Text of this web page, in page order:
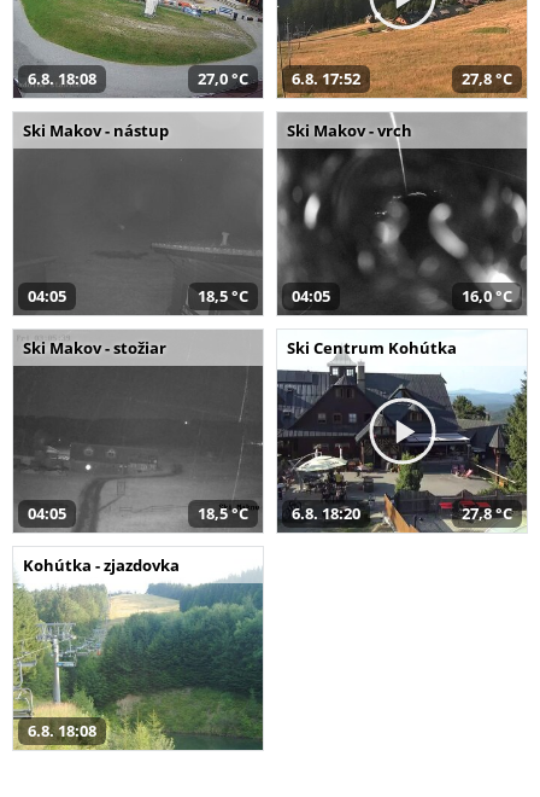
6.8. 18:08 27,0 °C 6.8. 17:52 27,8 °C
Ski Makov - nástup
04:05 18,5 °C
Ski Makov - vrch
04:05 16,0 °C
Ski Makov - stožiar
04:05 18,5 °C
Ski Centrum Kohútka
6.8. 18:20 27,8 °C
Kohútka - zjazdovka
6.8. 18:08